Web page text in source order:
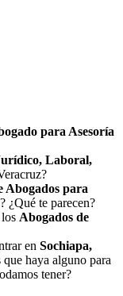
para Asesoría
Laboral,
Abogados para
¿Qué te parecen?
Abogados de
en Sochiapa,
haya alguno para
tener?